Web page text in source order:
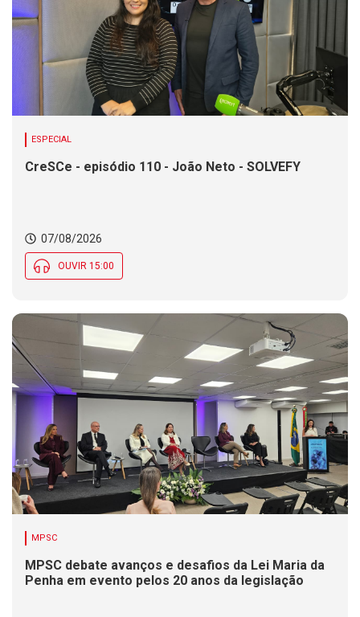
ESPECIAL
CreSCe - episódio 110 - João Neto - SOLVEFY
07/08/2026
OUVIR 15:00
MPSC
MPSC debate avanços e desafios da Lei Maria da
Penha em evento pelos 20 anos da legislação